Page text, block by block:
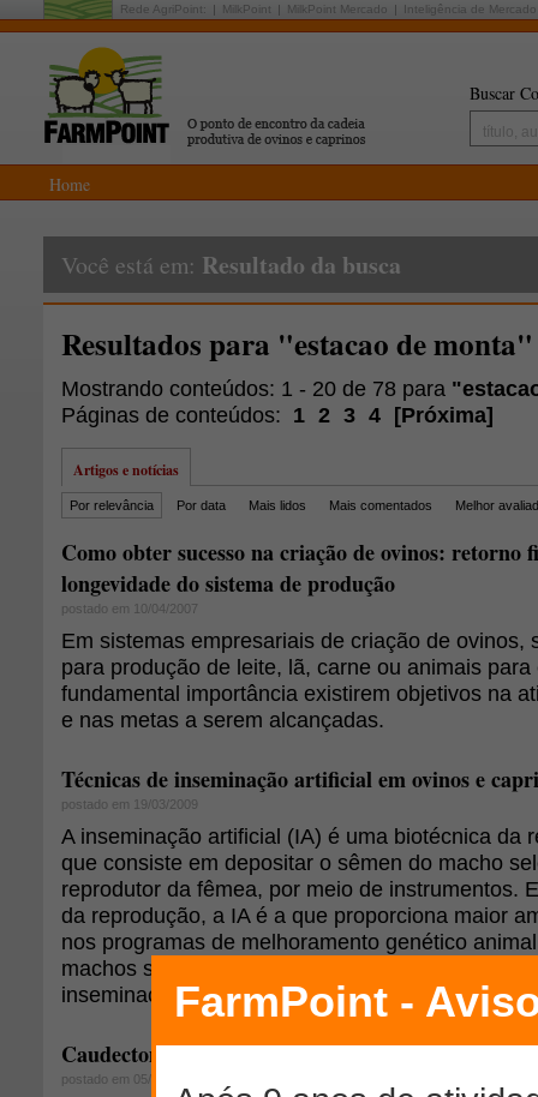
Rede AgriPoint: MilkPoint MilkPoint Mercado Inteligência de Mercado
Buscar
Home
Você está em: Resultado da busca
Resultados para "estacao de monta"
Mostrando conteúdos: 1 - 20 de 78 para
Páginas de conteúdos: 1 2 3 4 [Próxima]
Artigos e notícias
Por relevância Por data Mais lidos Mais comentados Melhor
Como obter sucesso na criação de ovinos: retorno
longevidade do sistema de produção
postado em 10/04/2007
Em sistemas empresariais de criação de ovinos,
para produção de leite, lã, carne ou animais
fundamental importância existirem objetivos na
e nas metas a serem alcançadas.
Técnicas de inseminação artificial em ovinos e
postado em 19/03/2009
A inseminação artificial (IA) é uma biotécnica da
que consiste em depositar o sêmen do macho
reprodutor da fêmea, por meio de instrumentos.
da reprodução, a IA é a que proporciona maior
nos programas de melhoramento genético
machos selecionados produzirem
inseminação de centenas de fêmeas por ano.
Caudectomia proibida
postado em 05/08/2009